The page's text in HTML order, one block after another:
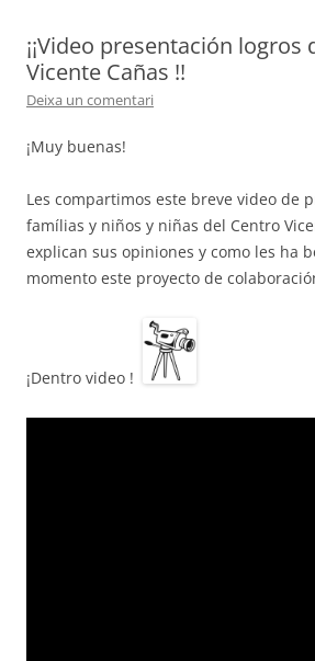
¡¡Video presentación
Vicente Cañas !!
Deixa un comentari
¡Muy buenas!
Les compartimos este breve video de
famílias y niños y niñas del Centro
explican sus opiniones y como les ha
momento este proyecto de
¡Dentro video !
FORMACIÓ
CASES DE
ACCIÓ SOCIAL I
ESPLAIS
SUPORT TERCER